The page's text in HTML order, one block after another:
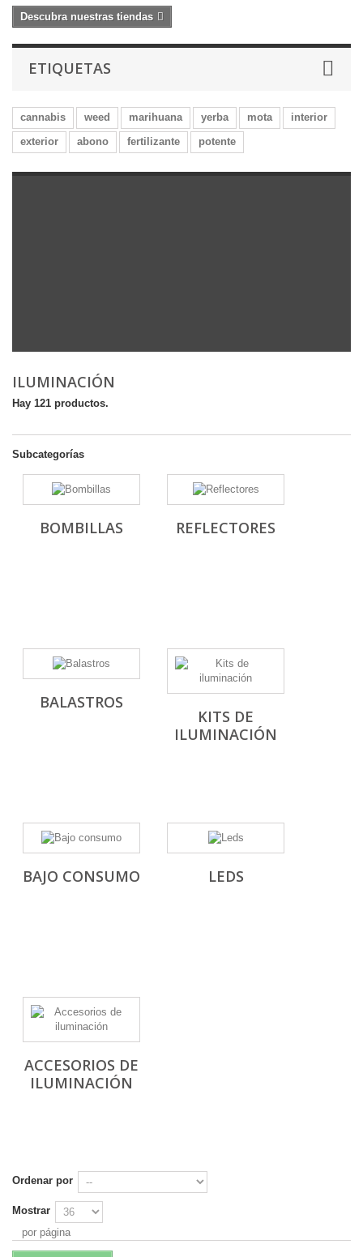
Descubra nuestras tiendas
ETIQUETAS
cannabis weed marihuana yerba mota
interior
exterior
abono fertilizante potente
ILUMINACIÓN
Hay 121 productos.
Subcategorías
BOMBILLAS REFLECTORES
BALASTROS
KITS DE
ILUMINACIÓN
BAJO CONSUMO LEDS
ACCESORIOS DE
ILUMINACIÓN
Ordenar por
Mostrar
por página